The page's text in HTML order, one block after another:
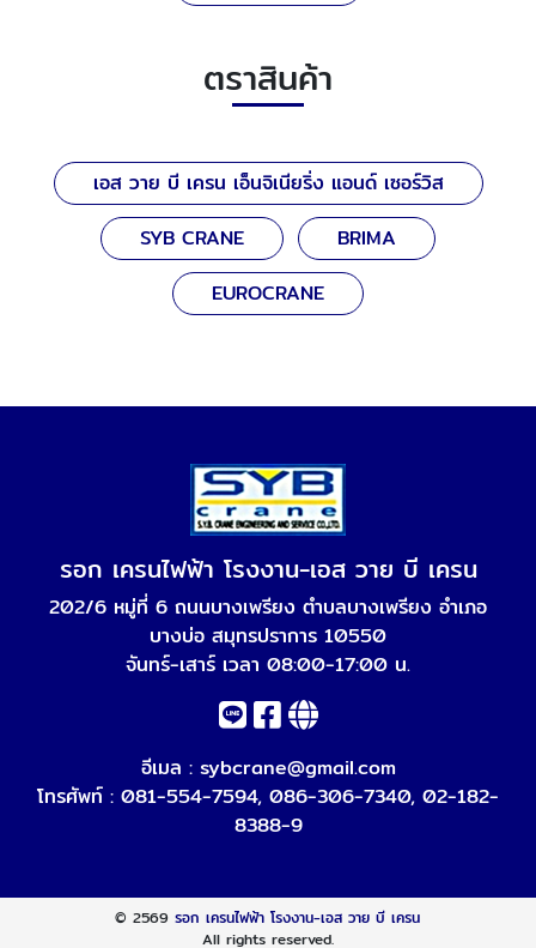
ตราสินค้า
เอส วาย บี เครน เอ็นจิเนียริ่ง แอนด์ เซอร์วิส
SYB CRANE
BRIMA
EUROCRANE
รอก เครนไฟฟ้า โรงงาน-เอส วาย บี เครน
202/6 หมู่ที่ 6 ถนนบางเพรียง ตำบลบางเพรียง อำเภอ
บางบ่อ สมุทรปราการ 10550
จันทร์-เสาร์ เวลา 08:00-17:00 น.
อีเมล : sybcrane@gmail.com
โทรศัพท์ : 081-554-7594, 086-306-7340, 02-182-
8388-9
© 2569รอก เครนไฟฟ้า โรงงาน-เอส วาย บี เครน
All rights reserved.